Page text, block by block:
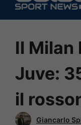
contenuto
Il Milan
Juve:
il
Giancarlo